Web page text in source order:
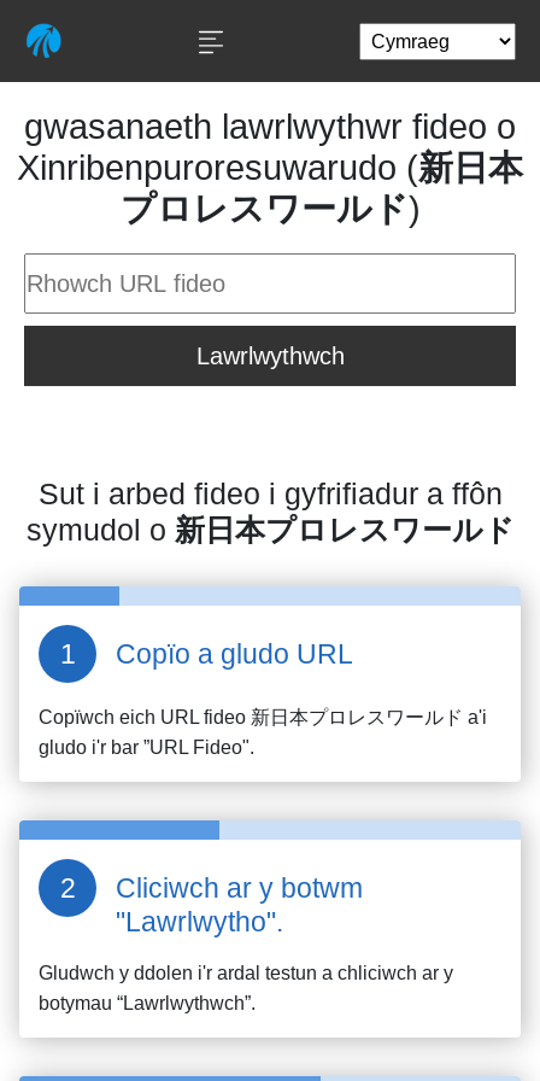
gwasanaeth lawrlwythwr fideo o
Xinribenpuroresuwarudo (新日本
プロレスワールド)
Lawrlwythwch
Sut i arbed fideo i gyfrifiadur a ffôn
symudol o 新日本プロレスワールド
Copïo a gludo URL
Copïwch eich URL fideo 新日本プロレスワールド a'i
gludo i'r bar ”URL Fideo".
Cliciwch ar y botwm
"Lawrlwytho".
Gludwch y ddolen i'r ardal testun a chliciwch ar y
botymau “Lawrlwythwch”.